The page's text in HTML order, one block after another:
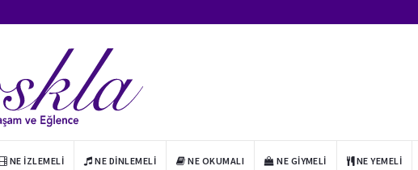
NE İZLEMELI NE DINLEMELI NE OKUMALI NE GIYMELI NE YEMELI